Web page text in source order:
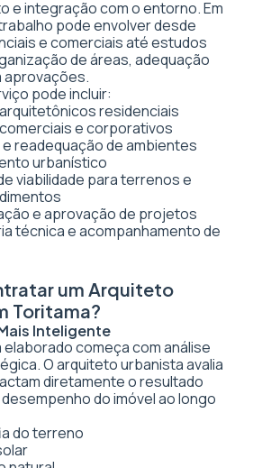
e integração com o entorno. Em
pode envolver desde
e comerciais até estudos
de áreas, adequação
aprovações.
pode incluir:
residenciais
e corporativos
readequação de ambientes
urbanístico
viabilidade para terrenos e
e aprovação de projetos
técnica e acompanhamento de
um Arquiteto
Toritama?
Inteligente
começa com análise
O arquiteto urbanista avalia
diretamente o resultado
do imóvel ao longo
do terreno